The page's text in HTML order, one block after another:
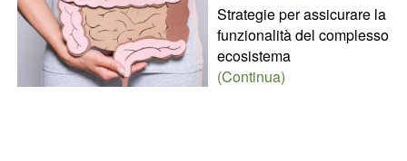
Strategie per assicurare la
funzionalità del complesso
ecosistema
(Continua)